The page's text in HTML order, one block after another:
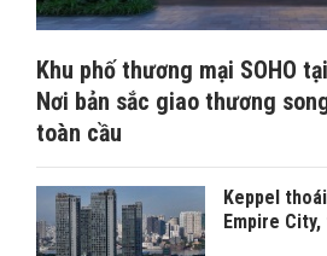
Khu phố thương mại SOHO
Nơi bản sắc giao thương
toàn cầu
Keppel
Empire City,